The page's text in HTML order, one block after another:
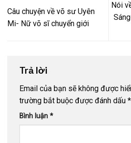
Câu chuyện về võ sư Uyên
Mi- Nữ võ sĩ chuyển giới
Nói
Trả lời
Email của bạn sẽ không được
trường bắt buộc được đánh dấu *
Bình luận *